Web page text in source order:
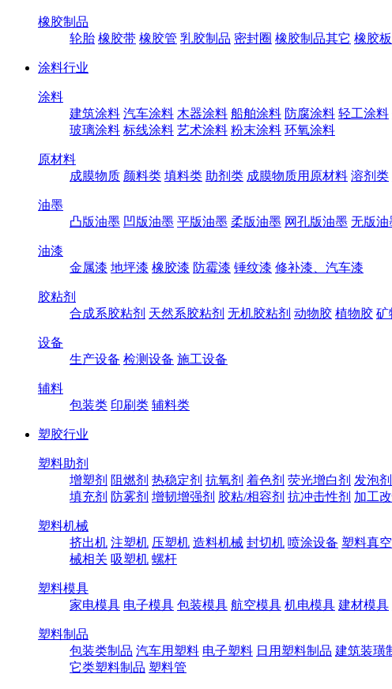
橡胶制品
轮胎 橡胶带 橡胶管 乳胶制品 密封圈 橡胶制品其它 橡胶板
涂料行业
涂料
建筑涂料 汽车涂料 木器涂料 船舶涂料 防腐涂料 轻工涂料
玻璃涂料 标线涂料 艺术涂料 粉末涂料 环氧涂料
原材料
成膜物质 颜料类 填料类 助剂类 成膜物质用原材料 溶剂类
油墨
凸版油墨 凹版油墨 平版油墨 柔版油墨 网孔版油墨 无版油
油漆
金属漆 地坪漆 橡胶漆 防霉漆 锤纹漆 修补漆、汽车漆
胶粘剂
合成系胶粘剂 天然系胶粘剂 无机胶粘剂 动物胶 植物胶 矿
设备
生产设备 检测设备 施工设备
辅料
包装类 印刷类 辅料类
塑胶行业
塑料助剂
增塑剂 阻燃剂 热稳定剂 抗氧剂 着色剂 荧光增白剂 发泡剂
填充剂 防雾剂 增韧增强剂 胶粘/相容剂 抗冲击性剂 加工
塑料机械
挤出机 注塑机 压塑机 造料机械 封切机 喷涂设备 塑料真
械相关 吸塑机 螺杆
塑料模具
家电模具 电子模具 包装模具 航空模具 机电模具 建材模具
塑料制品
包装类制品 汽车用塑料 电子塑料 日用塑料制品 建筑装璜
它类塑料制品 塑料管